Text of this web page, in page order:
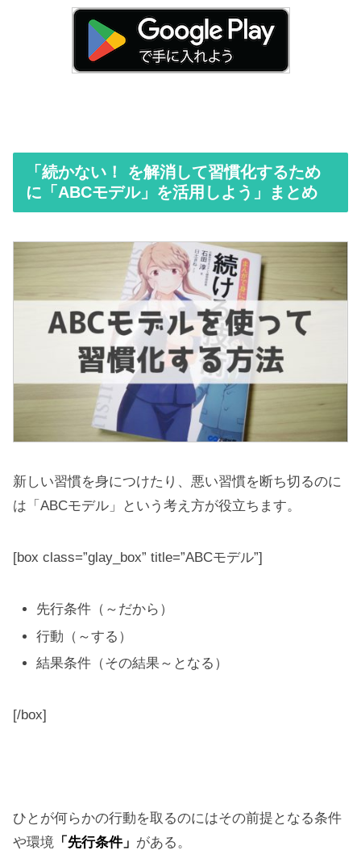
「続かない！ を解消して習慣化するため
に「ABCモデル」を活用しよう」まとめ
新しい習慣を身につけたり、悪い習慣を断ち切るのに
は「ABCモデル」という考え方が役立ちます。
[box class=”glay_box” title=”ABCモデル”]
先行条件（～だから）
行動（～する）
結果条件（その結果～となる）
[/box]
ひとが何らかの行動を取るのにはその前提となる条件
や環境 「先行条件」 がある。